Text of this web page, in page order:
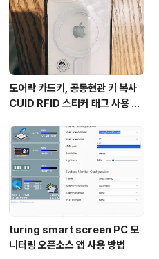
도어락 카드키, 공동현관 키 복사
CUID RFID 스티커 태그 사용 방
turing smart screen PC 모
니터링 오픈소스 앱 사용 방법